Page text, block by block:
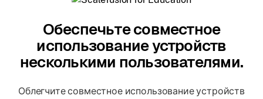
Обеспечьте совместное
использование устройств
несколькими пользователями.
Облегчите совместное использование устройств